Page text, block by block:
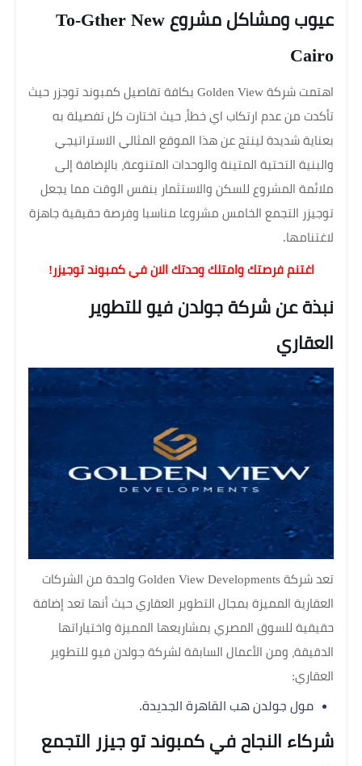
عيوب ومشاكل مشروع To-Gther New
Cairo
اهتمت شركة Golden View بكافة تفاصيل كمبوند توجزر حيث
تأكدت من عدم ارتكاب اي خطأ، حيث اختارت كل تفصيلة به
بعناية شديدة لينتج عن هذا الموقع المثالي الاستراتيجي
والبنية التحتية المتينة والوحدات المتنوعة، بالإضافة إلى
ملائمة المشروع للسكن والاستثمار بنفس الوقت مما يجعل
توجيزر التجمع الخامس مشروعا مناسبا وفرصة حقيقية جاهزة
لاغتنامها.
اغتنم فرصتك وامتلك وحدتك الان في كمبوند توجيزر!
نبذة عن شركة جولدن فيو للتطوير
العقاري
تعد شركة Golden View Developments واحدة من الشركات
العقارية المميزة بمجال التطوير العقاري حيث أنها تعد إضافة
حقيقية للسوق المصري بمشاريعها المميزة واختياراتها
الدقيقة، ومن الأعمال السابقة لشركة جولدن فيو للتطوير
العقاري:
مول جولدن هب القاهرة الجديدة.
شركاء النجاح في كمبوند تو جيزر التجمع